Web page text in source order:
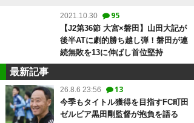
2021.10.30 95
【J2第36節 大宮×磐田】山田大記が
後半ATに劇的勝ち越し弾！磐田が連
続無敗を13に伸ばし首位堅持
最新記事
26.8.6 23:56 13
今季もタイトル獲得を目指すFC町田
ゼルビア黒田剛監督が抱負を語る